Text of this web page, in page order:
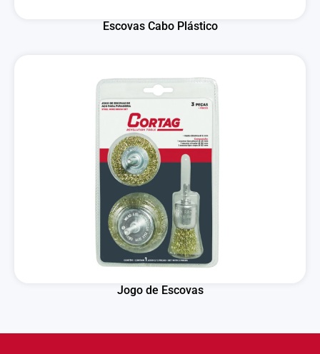
Escovas Cabo Plástico
Jogo de Escovas